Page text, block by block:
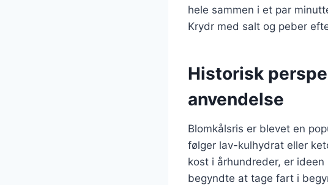
hele sammen i et par
Krydr med salt og peber
Historisk
anvendelse
Blomkålsris er blevet en
følger lav-kulhydrat eller
kost i århundreder, er
begyndte at tage fart i